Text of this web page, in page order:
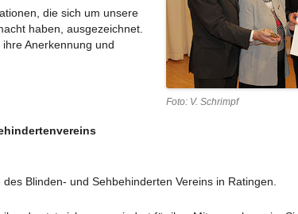
AUSGABE 03 – JANUAR 2019
AUSGABE 02 – JULI 2018
Foto: V. Schrimpf
die sich um unsere
haben, ausgezeichnet.
Anerkennung und
Blinden- und Sehbehinderten Vereins in Ratingen.